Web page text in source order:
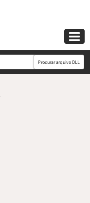

Procurar arquivo DLL